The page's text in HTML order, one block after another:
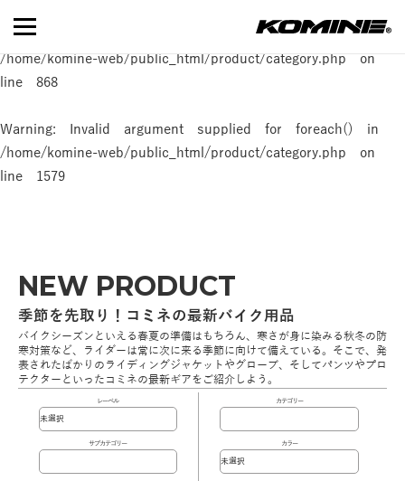
Warning
: Invalid argument supplied for foreach() in
/home/komine-web/public_html/product/category.php on
line 868
Warning: Invalid argument supplied for foreach() in
/home/komine-web/public_html/product/category.php on
line 1579
NEW PRODUCT
季節を先取り！コミネの最新バイク用品
バイクシーズンといえる春夏の準備はもちろん、寒さが身に染みる秋冬の防
寒対策など、ライダーは常に次に来る季節に向けて備えている。そこで、発
表されたばかりのライディングジャケットやグローブ、そしてパンツやプロ
テクターといったコミネの最新ギアをご紹介しよう。
レーベル カテゴリー
サブカテゴリー カラー